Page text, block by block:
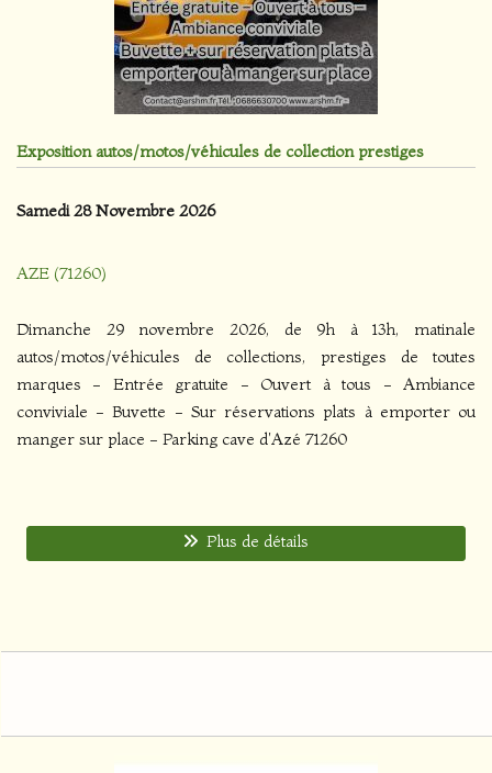
Exposition autos/motos/véhicules de collection prestiges
Samedi 28 Novembre 2026
AZE (71260)
Dimanche 29 novembre 2026, de 9h à 13h, matinale
autos/motos/véhicules de collections, prestiges de toutes
marques - Entrée gratuite - Ouvert à tous - Ambiance
conviviale - Buvette - Sur réservations plats à emporter ou
manger sur place - Parking cave d'Azé 71260
Plus de détails